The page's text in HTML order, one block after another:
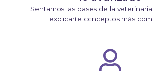
Sentamos las bases de la
explicarte conceptos más